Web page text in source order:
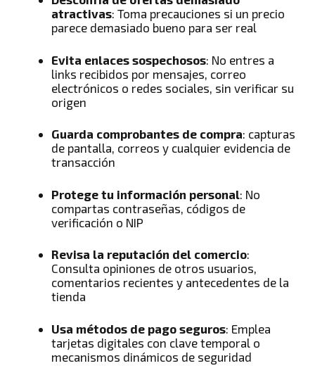
atractivas: Toma precauciones si un precio
parece demasiado bueno para ser real
Evita enlaces sospechosos: No entres a
links recibidos por mensajes, correo
electrónicos o redes sociales, sin verificar su
origen
Guarda comprobantes de compra: capturas
de pantalla, correos y cualquier evidencia de
transacción
Protege tu información personal: No
compartas contraseñas, códigos de
verificación o NIP
Revisa la reputación del comercio:
Consulta opiniones de otros usuarios,
comentarios recientes y antecedentes de la
tienda
Usa métodos de pago seguros: Emplea
tarjetas digitales con clave temporal o
mecanismos dinámicos de seguridad